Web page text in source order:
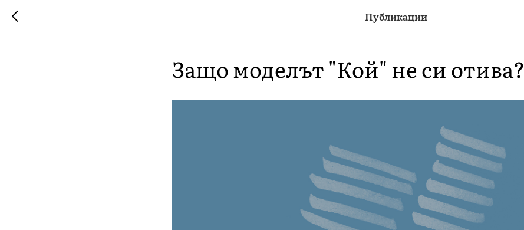
Публикации
Защо моделът "Кой" не си отива?